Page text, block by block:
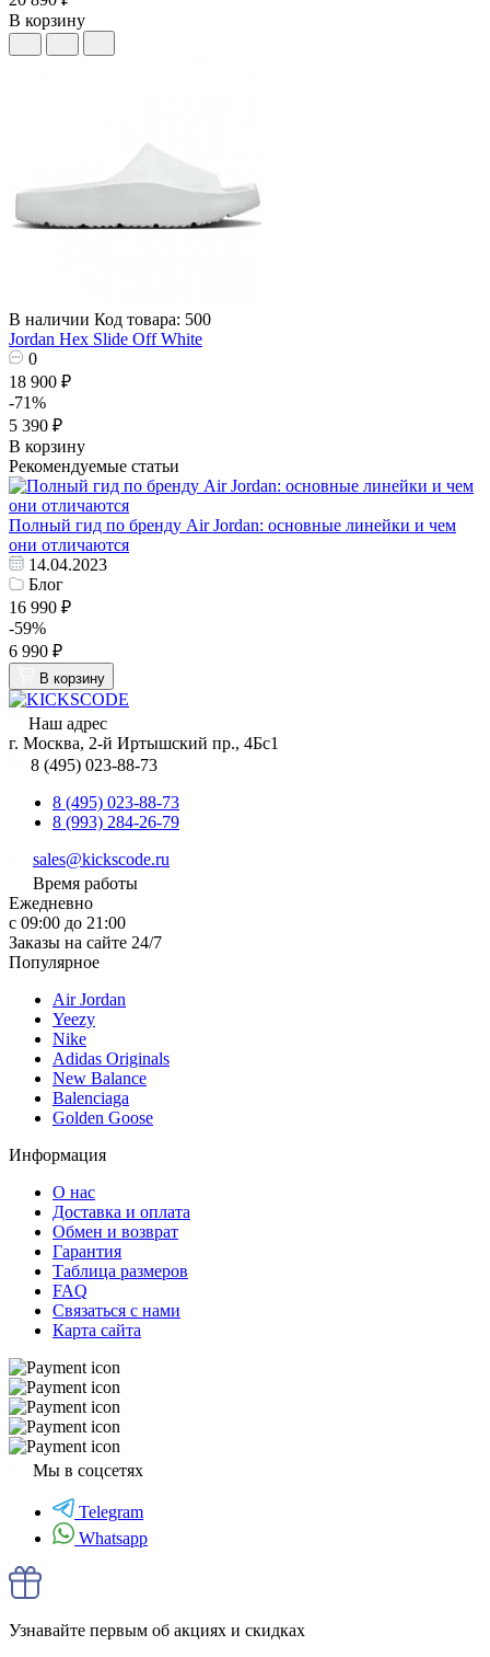
В корзину
В наличии Код товара: 500
Jordan Hex Slide Off White
0
18 900 ₽
-71%
5 390 ₽
В корзину
Рекомендуемые статьи
Полный гид по бренду Air Jordan: основные линейки и чем
они отличаются
14.04.2023
Блог
16 990 ₽
-59%
6 990 ₽
В корзину
Наш адрес
г. Москва, 2-й Иртышский пр., 4Бс1
8 (495) 023-88-73
8 (495) 023-88-73
8 (993) 284-26-79
sales@kickscode.ru
Время работы
Ежедневно
с 09:00 до 21:00
Заказы на сайте 24/7
Популярное
Air Jordan
Yeezy
Nike
Adidas Originals
New Balance
Balenciaga
Golden Goose
Информация
О нас
Доставка и оплата
Обмен и возврат
Гарантия
Таблица размеров
FAQ
Связаться с нами
Карта сайта
Мы в соцсетях
Telegram
Whatsapp
Узнавайте первым об акциях и скидках